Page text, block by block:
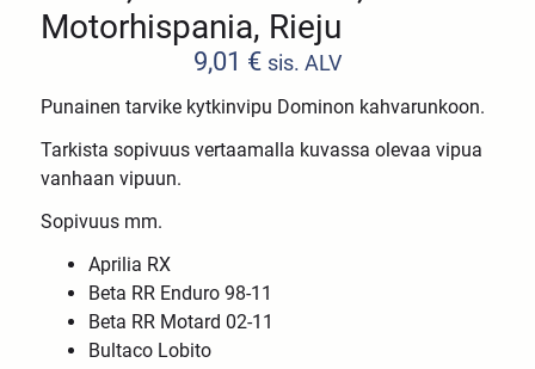
Motorhispania, Rieju
9,01 € sis. ALV
Punainen tarvike kytkinvipu Dominon kahvarunkoon.
Tarkista sopivuus vertaamalla kuvassa olevaa vipua
vanhaan vipuun.
Sopivuus mm.
Aprilia RX
Beta RR Enduro 98-11
Beta RR Motard 02-11
Bultaco Lobito